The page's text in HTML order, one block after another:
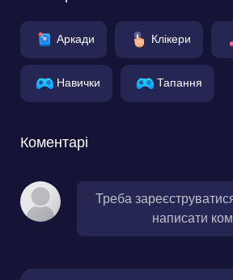
Аркади Клікери
Навички Тапання
Коментарі
Треба
написати